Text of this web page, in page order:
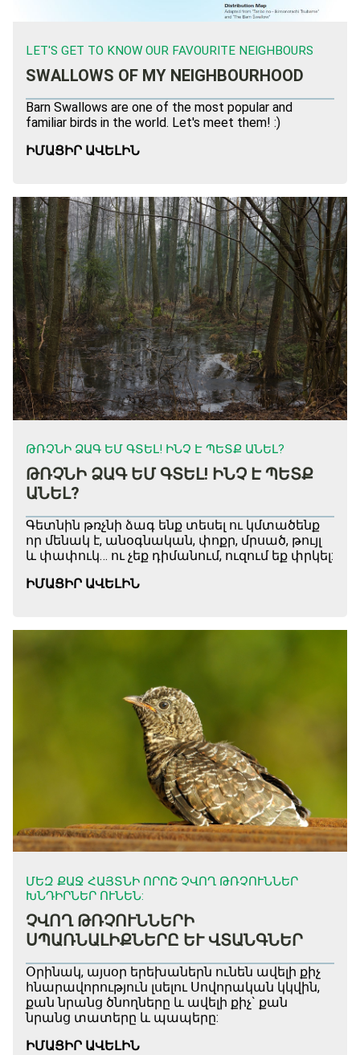
LET'S GET TO KNOW OUR FAVOURITE NEIGHBOURS
SWALLOWS OF MY NEIGHBOURHOOD
Barn Swallows are one of the most popular and
familiar birds in the world. Let's meet them! :)
ԻՄԱՑԻՐ ԱՎԵԼԻՆ
ԹՌՉՆԻ ՁԱԳ ԵՄ ԳՏԵԼ! ԻՆՉ Է ՊԵՏՔ ԱՆԵԼ?
ԹՌՉՆԻ ՁԱԳ ԵՄ ԳՏԵԼ! ԻՆՉ Է ՊԵՏՔ
ԱՆԵԼ?
Գետնին թռչնի ձագ ենք տեսել ու կմտածենք
որ մենակ է, անօգնական, փոքր, մրսած, թույլ
և փափուկ… ու չեք դիմանում, ուզում եք փրկել:
ԻՄԱՑԻՐ ԱՎԵԼԻՆ
ՄԵԶ ՔԱՋ ՀԱՅՏՆԻ ՈՐՈՇ ՉՎՈՂ ԹՌՉՈՒՆՆԵՐ
ԽՆԴԻՐՆԵՐ ՈՒՆԵՆ:
ՉՎՈՂ ԹՌՉՈՒՆՆԵՐԻ
ՍՊԱՌՆԱԼԻՔՆԵՐԸ ԵՒ ՎՏԱՆԳՆԵՐ
Օրինակ, այսօր երեխաներն ունեն ավելի քիչ
հնարավորություն լսելու Սովորական կկվին,
քան նրանց ծնողները և ավելի քիչ` քան
նրանց տատերը և պապերը:
ԻՄԱՑԻՐ ԱՎԵԼԻՆ